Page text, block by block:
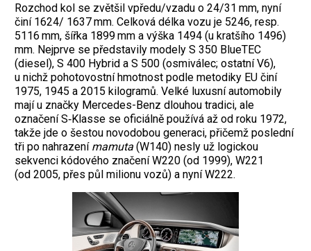
Rozchod kol se zvětšil vpředu/vzadu o 24/31 mm, nyní
činí 1624/ 1637 mm. Celková délka vozu je 5246, resp.
5116 mm, šířka 1899 mm a výška 1494 (u kratšího 1496)
mm. Nejprve se představily modely S 350 BlueTEC
(diesel), S 400 Hybrid a S 500 (osmiválec; ostatní V6),
u nichž pohotovostní hmotnost podle metodiky EU činí
1975, 1945 a 2015 kilogramů. Velké luxusní automobily
mají u značky Mercedes-Benz dlouhou tradici, ale
označení S‑Klasse se oficiálně používá až od roku 1972,
takže jde o šestou novodobou generaci, přičemž poslední
tři po nahrazení mamuta (W140) nesly už logickou
sekvenci kódového značení W220 (od 1999), W221
(od 2005, přes půl milionu vozů) a nyní W222.